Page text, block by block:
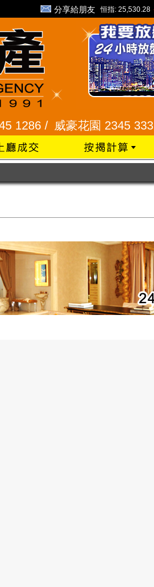
分享給朋友 恒指: 25,530.28
/ 威豪花園 2345 3331 / 星